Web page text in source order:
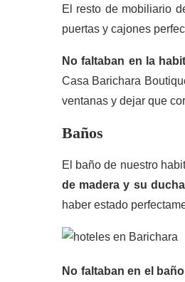
El resto de mobiliario
puertas y cajones
No faltaban en la
Casa Barichara
ventanas y dejar que
Baños
El baño de nuestro
de madera y su
haber estado
No faltaban en el